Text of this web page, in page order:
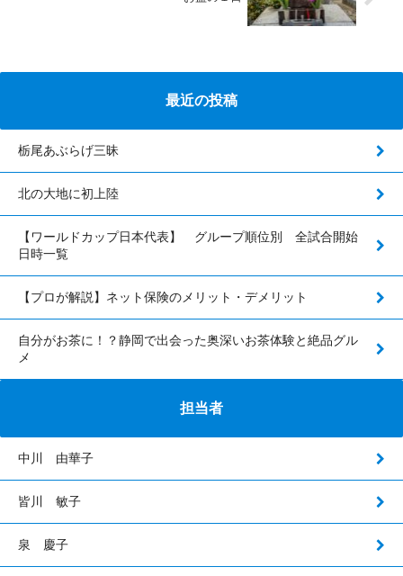
最近の投稿
栃尾あぶらげ三昧
北の大地に初上陸
【ワールドカップ日本代表】 グループ順位別 全試合開始
日時一覧
【プロが解説】ネット保険のメリット・デメリット
自分がお茶に！？静岡で出会った奥深いお茶体験と絶品グル
メ
担当者
中川 由華子
皆川 敏子
泉 慶子